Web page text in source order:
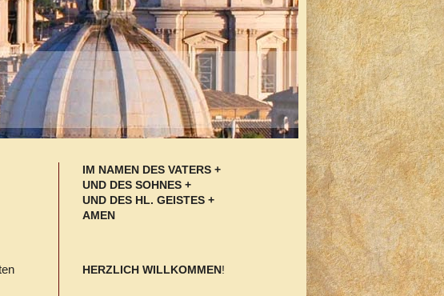
IM NAMEN DES VATERS +
UND DES SOHNES +
UND DES HL. GEISTES +
AMEN
HERZLICH WILLKOMMEN!